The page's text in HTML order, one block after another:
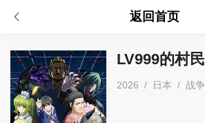
返回首页
LV999的村民
2026 / 日本 / 战